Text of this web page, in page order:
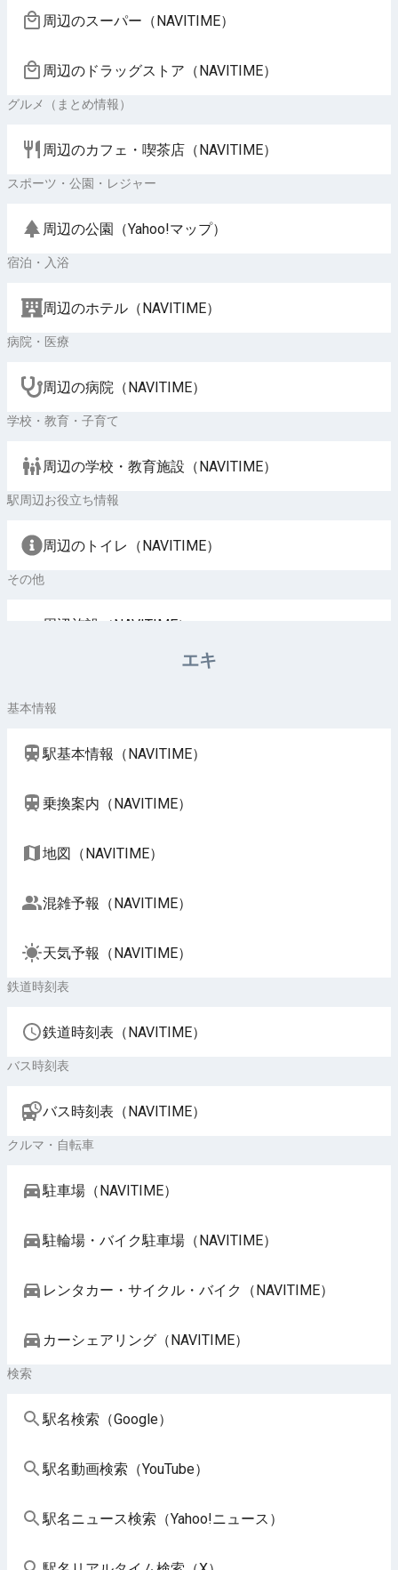
周辺のスーパー（NAVITIME）
周辺のドラッグストア（NAVITIME）
グルメ（まとめ情報）
周辺のカフェ・喫茶店（NAVITIME）
スポーツ・公園・レジャー
周辺の公園（Yahoo!マップ）
宿泊・入浴
周辺のホテル（NAVITIME）
病院・医療
周辺の病院（NAVITIME）
学校・教育・子育て
周辺の学校・教育施設（NAVITIME）
駅周辺お役立ち情報
周辺のトイレ（NAVITIME）
その他
周辺施設（NAVITIME）
エキ
基本情報
駅基本情報（NAVITIME）
乗換案内（NAVITIME）
地図（NAVITIME）
混雑予報（NAVITIME）
天気予報（NAVITIME）
鉄道時刻表
鉄道時刻表（NAVITIME）
バス時刻表
バス時刻表（NAVITIME）
クルマ・自転車
駐車場（NAVITIME）
駐輪場・バイク駐車場（NAVITIME）
レンタカー・サイクル・バイク（NAVITIME）
カーシェアリング（NAVITIME）
検索
駅名検索（Google）
駅名動画検索（YouTube）
駅名ニュース検索（Yahoo!ニュース）